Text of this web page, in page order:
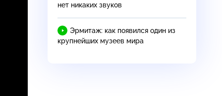
нет никаких звуков
Эрмитаж: как появился один из
крупнейших музеев мира